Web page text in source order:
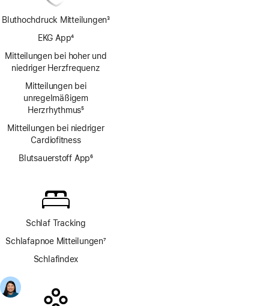
Bluthochdruck Mitteilungen3
EKG App4
Mitteilungen bei hoher und
niedriger Herzfrequenz
Mitteilungen bei
unregelmäßigem
Herzrhythmus5
Mitteilungen bei niedriger
Cardio­fitness
Blutsauerstoff App6
Schlaf Tracking
Schlafapnoe Mitteilungen7
Schlafindex